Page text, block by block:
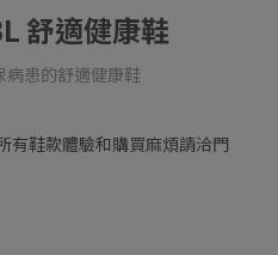
舒適健康鞋
患的舒適健康鞋
有鞋款體驗和購買麻煩請洽門